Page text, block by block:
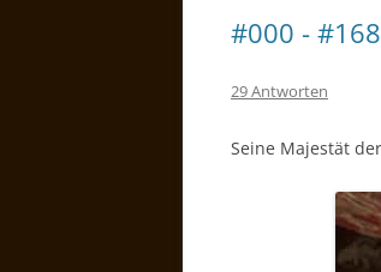
#000 -
29 Antworten
Seine Majestät